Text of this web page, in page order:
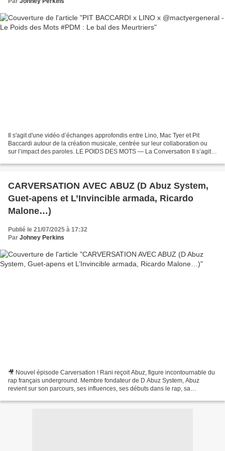
Il s'agit d'une vidéo d’échanges approfondis entre Lino, Mac Tyer et Pit
Baccardi autour de la création musicale, centrée sur leur collaboration ou
sur l’impact des paroles. LE POIDS DES MOTS — La Conversation Il s’agit
CARVERSATION AVEC ABUZ (D Abuz System,
Guet-apens et L’Invincible armada, Ricardo
Malone…)
Publié le 21/07/2025 à 17:32
Par Johney Perkins
🎥 Nouvel épisode Carversation ! Rani reçoit Abuz, figure incontournable du
rap français underground. Membre fondateur de D Abuz System, Abuz
revient sur son parcours, ses influences, ses débuts dans le rap, sa